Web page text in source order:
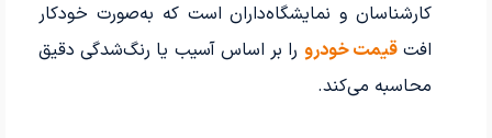
کارشناسان و نمایشگاه‌داران است که به‌صورت خودکار
افتقیمت خودرو را بر اساس آسیب یا رنگ‌شدگی دقیق
محاسبه می‌کند.